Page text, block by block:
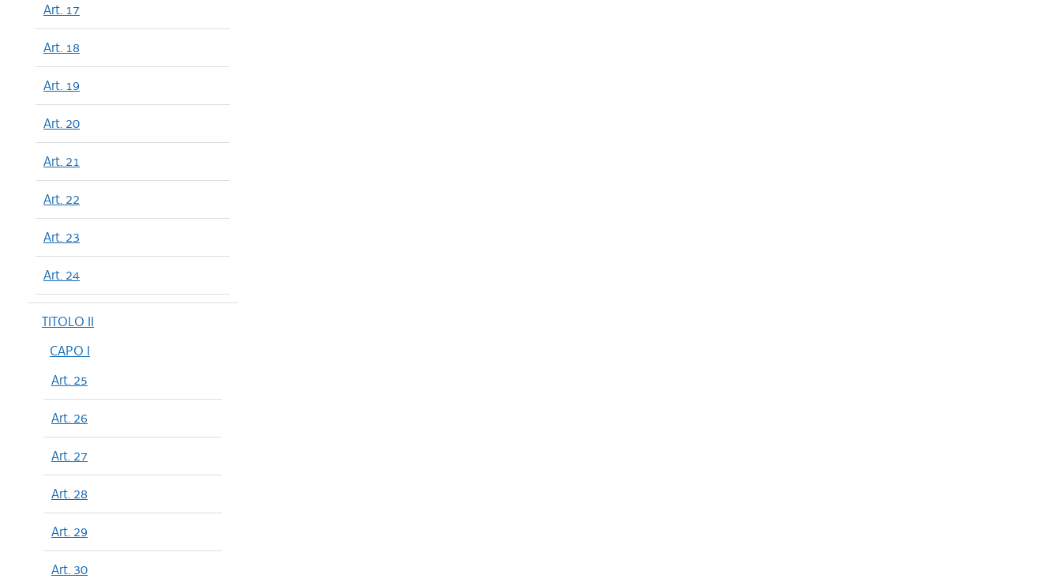
Art. 17
Art. 18
Art. 19
Art. 20
Art. 21
Art. 22
Art. 23
Art. 24
TITOLO II
CAPO I
Art. 25
Art. 26
Art. 27
Art. 28
Art. 29
Art. 30